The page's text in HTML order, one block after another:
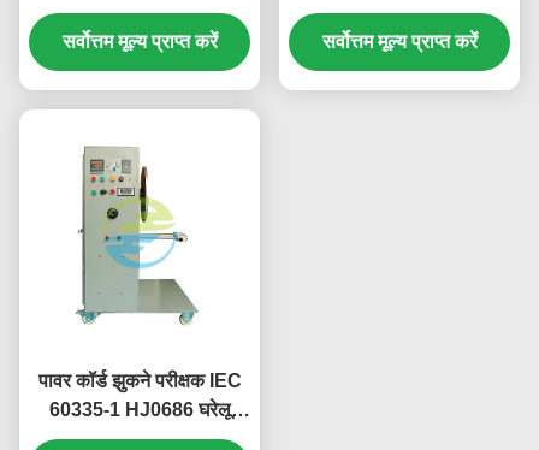
आयरन सम्मिलित करें और धीरज
परीक्षक 10 टाइम्स / मिनट वापस
लें
सर्वोत्तम मूल्य प्राप्त करें
परीक्षक 10 टाइम्स / मिनट वापस
लें
सर्वोत्तम मूल्य प्राप्त करें
पावर कॉर्ड झुकने परीक्षक IEC
60335-1 HJ0686 घरेलू
उपकरण स्थायित्व परीक्षण